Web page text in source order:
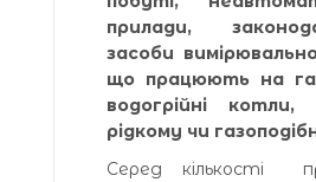
прилади,
засоби
що працюють на
водогрійні
рідкому чи
Серед кількості